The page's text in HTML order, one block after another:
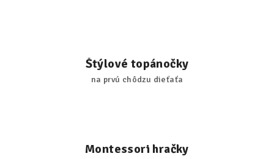
Štýlové topánočky
na prvú chôdzu dieťaťa
Montessori hračky